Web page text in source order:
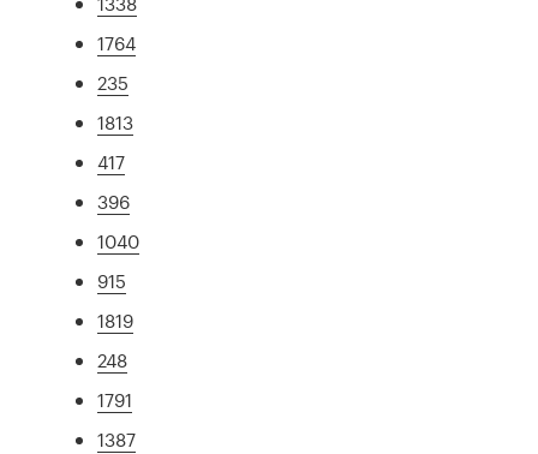
1764
235
1813
417
396
1040
915
1819
248
1791
1387